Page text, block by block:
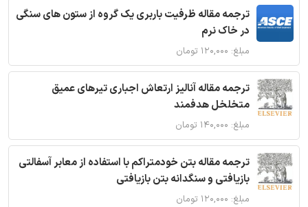
ترجمه مقاله ظرفیت باربری یک گروه از ستون های سنگی
در خاک نرم
مبلغ: ۱۲۰,۰۰۰ تومان
ترجمه مقاله آنالیز ارتعاش اجباری تیرهای عمیق
متخلخل هدفمند
مبلغ: ۱۴۰,۰۰۰ تومان
ترجمه مقاله بتن خودمتراکم با استفاده از معابر آسفالتی
بازیافتی و سنگدانه بتن بازیافتی
مبلغ: ۱۲۰,۰۰۰ تومان